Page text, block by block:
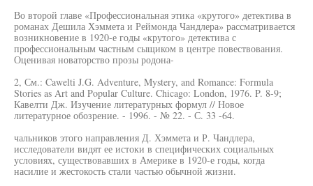
Во второй главе «Профессиональная этика «крутого» детектива в
романах Дешила Хэммета и Реймонда Чандлера» рассматривается
возникновение в 1920-е годы «крутого» детектива с
профессиональным частным сыщиком в центре повествования.
Оценивая новаторство прозы родона-
2, См.: Cawelti J.G. Adventure, Mystery, and Romance: Formula
Stories as Art and Popular Culture. Chicago: London, 1976. P. 8-9;
Кавелти Дж. Изучение литературных формул // Новое
литературное обозрение. - 1996. - № 22. - С. 33 -64.
чальников этого направления Д. Хэммета и Р. Чандлера,
исследователи видят ее истоки в специфических социальных
условиях, существовавших в Америке в 1920-е годы, когда
насилие и жестокость стали частью обычной жизни.